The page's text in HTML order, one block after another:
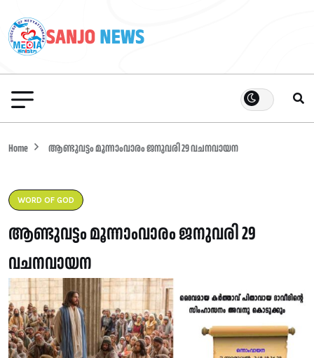
Home ആണ്ടുവട്ടം മൂന്നാംവാരം ജനുവരി 29 വചനവായന
WORD OF GOD
ആണ്ടുവട്ടം മൂന്നാംവാരം ജനുവരി 29
വചനവായന